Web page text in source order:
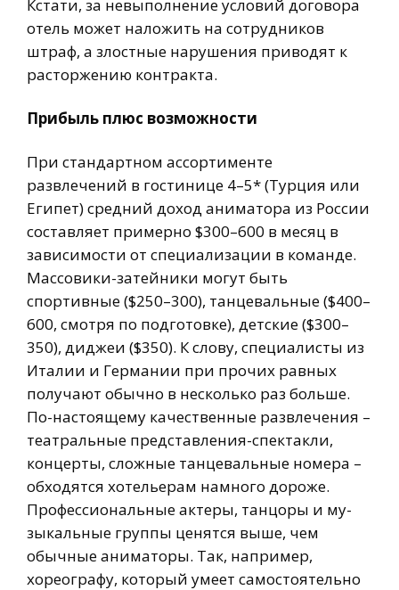
Кстати, за невыполнение условий договора
отель может наложить на сотрудников
штраф, а злостные нарушения приводят к
расторжению контракта.
Прибыль плюс возможности
При стандартном ассортименте
развлечений в гостинице 4–5* (Турция или
Египет) средний доход аниматора из России
составляет примерно $300–600 в месяц в
зависимости от специализации в команде.
Массовики-затейники могут быть
спортивные ($250–300), танцевальные ($400–
600, смотря по подготовке), детские ($300–
350), диджеи ($350). К слову, специалисты из
Италии и Германии при прочих равных
получают обычно в несколько раз больше.
По-настоящему качественные развлечения –
театральные представления-спектакли,
концерты, сложные танцевальные номера –
обходятся хотельерам намного дороже.
Профессиональные актеры, танцоры и му-
зыкальные группы ценятся выше, чем
обычные аниматоры. Так, например,
хореографу, который умеет самостоятельно